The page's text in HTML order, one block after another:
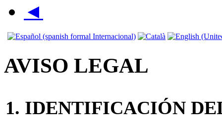
◄
AVISO LEGAL
1. IDENTIFICACIÓN